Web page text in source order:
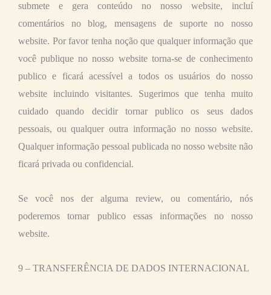
submete e gera conteúdo no nosso website, incluí
comentários no blog, mensagens de suporte no nosso
website. Por favor tenha noção que qualquer informação que
você publique no nosso website torna-se de conhecimento
publico e ficará acessível a todos os usuários do nosso
website incluindo visitantes. Sugerimos que tenha muito
cuidado quando decidir tornar publico os seus dados
pessoais, ou qualquer outra informação no nosso website.
Qualquer informação pessoal publicada no nosso website não
ficará privada ou confidencial.
Se você nos der alguma review, ou comentário, nós
poderemos tornar publico essas informações no nosso
website.
9 – TRANSFERÊNCIA DE DADOS INTERNACIONAL